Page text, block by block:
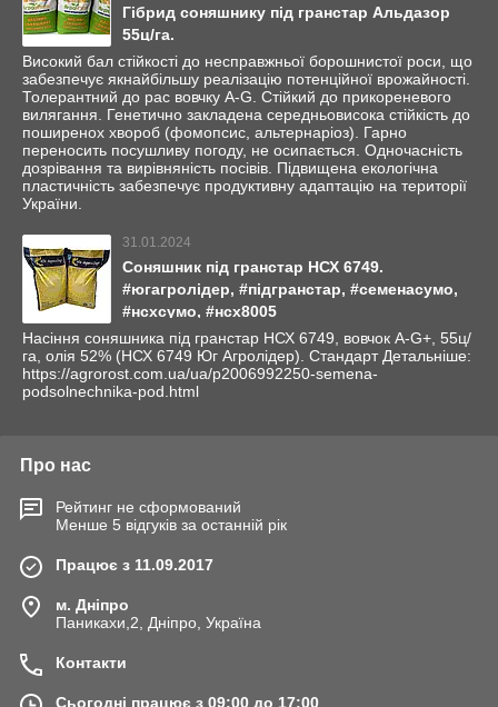
Гібрид соняшнику під гранстар Альдазор
55ц/га.
Високий бал стійкості до несправжньої борошнистої роси, що
забезпечує якнайбільшу реалізацію потенційної врожайності.
Толерантний до рас вовчку А-G. Стійкий до прикореневого
вилягання. Генетично закладена середньовисока стійкість до
поширенох хвороб (фомопсис, альтернаріоз). Гарно
переносить посушливу погоду, не осипається. Одночасність
дозрівання та вирівняність посівів. Підвищена екологічна
пластичність забезпечує продуктивну адаптацію на території
України.
31.01.2024
Соняшник під гранстар НСХ 6749.
#югагролідер, #підгранстар, #семенасумо,
#нсхсумо, #нсх8005
Насіння соняшника під гранстар НСХ 6749, вовчок A-G+, 55ц/
га, олія 52% (НСХ 6749 Юг Агролідер). Стандарт Детальніше:
https://agrorost.com.ua/ua/p2006992250-semena-
podsolnechnika-pod.html
Про нас
Рейтинг не сформований
Менше 5 відгуків за останній рік
Працює з 11.09.2017
м. Дніпро
Паникахи,2, Дніпро, Україна
Контакти
Сьогодні працює з 09:00 до 17:00